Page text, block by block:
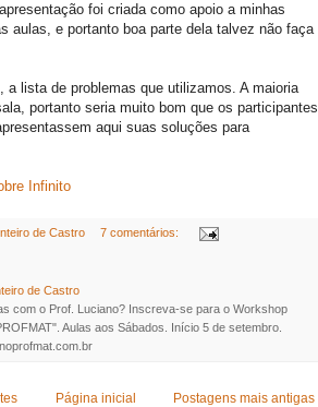
foi criada como apoio a minhas
aulas, e portanto boa parte dela talvez não faça
a lista de problemas que utilizamos. A maioria
portanto seria muito bom que os participantes
aqui suas soluções para
Infinito
de Castro 7 comentários:
de Castro
com o Prof. Luciano? Inscreva-se para o Workshop
Aulas aos Sábados. Início 5 de setembro.
Postagens mais antigas
Página inicial